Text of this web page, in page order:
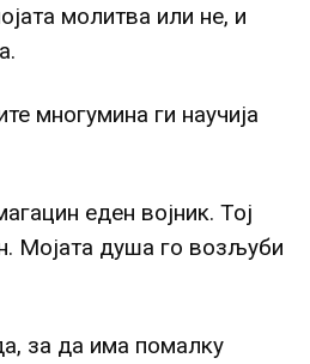
молитва или не, и
многумина ги научија
еден војник. Тој
Мојата душа го возљуби
за да има помалку